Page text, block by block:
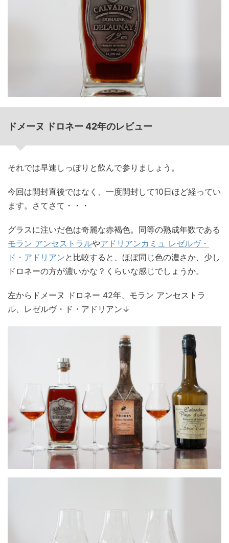
ドメーヌ ドロネー 42年のレビュー
それでは早速しっぽりと飲んで参りましょう。
今回は開封直後ではなく、一度開封して10日ほど経ってい
ます。さてさて・・・
グラスに注いだ色は奇麗な赤褐色。同等の熟成年数である
モラン アンセストラルやアドリアンカミュ レゼルヴ・
ド・アドリアンと比較すると、ほぼ同じ色の濃さか、少し
ドロネーの方が濃いかな？くらいな感じでしょうか。
左からドメーヌ ドロネー 42年、モラン アンセストラ
ル、レゼルヴ・ド・アドリアン↓